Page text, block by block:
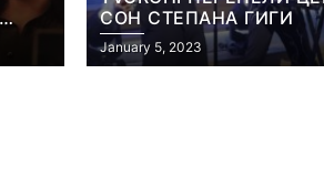
СОН СТЕПАНА ГИГИ
January 5, 2023